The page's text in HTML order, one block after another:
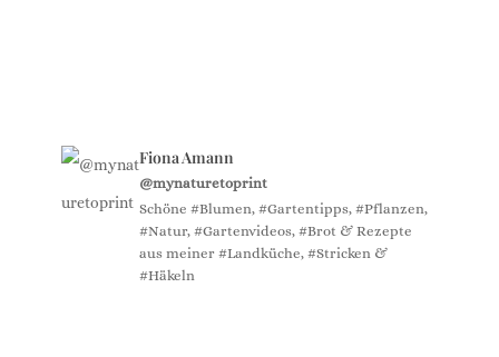
Fiona Amann
@mynaturetoprint
Schöne #Blumen, #Gartentipps, #Pflanzen,
#Natur, #Gartenvideos, #Brot & Rezepte
aus meiner #Landküche, #Stricken &
#Häkeln